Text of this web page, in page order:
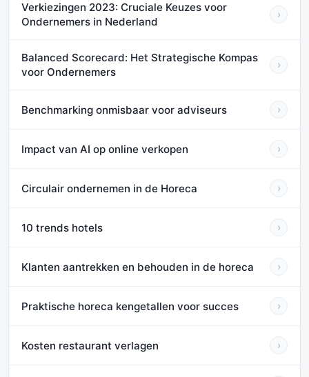
Verkiezingen 2023: Cruciale Keuzes voor
Ondernemers in Nederland
›
Balanced Scorecard: Het Strategische Kompas
voor Ondernemers
›
Benchmarking onmisbaar voor adviseurs ›
Impact van AI op online verkopen ›
Circulair ondernemen in de Horeca ›
10 trends hotels ›
Klanten aantrekken en behouden in de horeca ›
Praktische horeca kengetallen voor succes ›
Kosten restaurant verlagen ›